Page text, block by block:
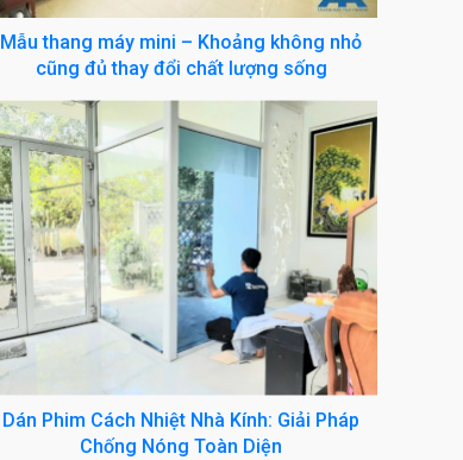
Mẫu thang máy mini – Khoảng không nhỏ
cũng đủ thay đổi chất lượng sống
Dán Phim Cách Nhiệt Nhà Kính: Giải Pháp
Chống Nóng Toàn Diện